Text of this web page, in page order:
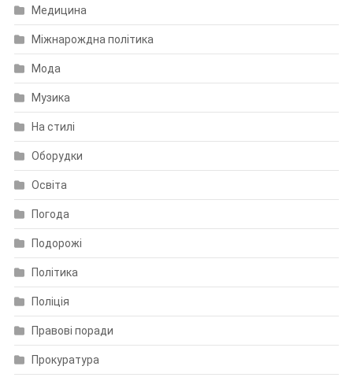
Медицина
Міжнарождна політика
Мода
Музика
На стилі
Оборудки
Освіта
Погода
Подорожі
Політика
Поліція
Правові поради
Прокуратура